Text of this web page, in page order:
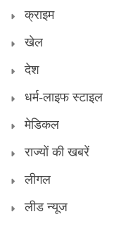
क्राइम
खेल
देश
धर्म-लाइफ स्टाइल
मेडिकल
राज्यों की खबरें
लीगल
लीड न्यूज